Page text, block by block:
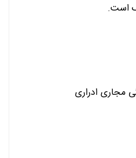
است.
مجاری ادراری